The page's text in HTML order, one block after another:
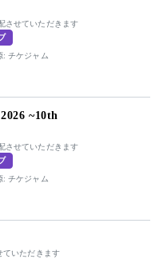
させていただきます
: チケジャム
~10th
させていただきます
: チケジャム
ていただきます